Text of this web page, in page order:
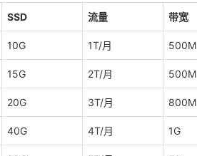
SSD 流量 带宽
10G 1T/月 500M
15G 2T/月 500M
20G 3T/月 800M
40G 4T/月 1G